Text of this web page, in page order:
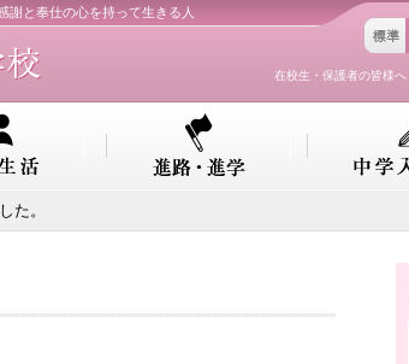
謝と奉仕の心を持って生きる人
在校生・保護者の皆様へ
た。